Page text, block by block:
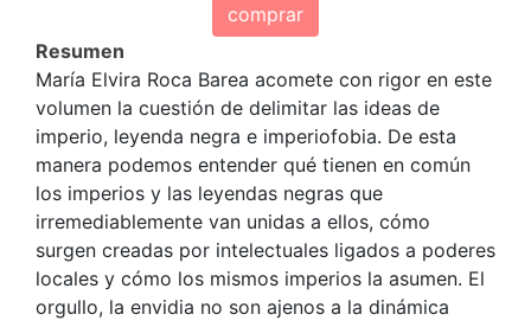
comprar
Resumen
María Elvira Roca Barea acomete con rigor en este
volumen la cuestión de delimitar las ideas de
imperio, leyenda negra e imperiofobia. De esta
manera podemos entender qué tienen en común
los imperios y las leyendas negras que
irremediablemente van unidas a ellos, cómo
surgen creadas por intelectuales ligados a poderes
locales y cómo los mismos imperios la asumen. El
orgullo, la envidia no son ajenos a la dinámica